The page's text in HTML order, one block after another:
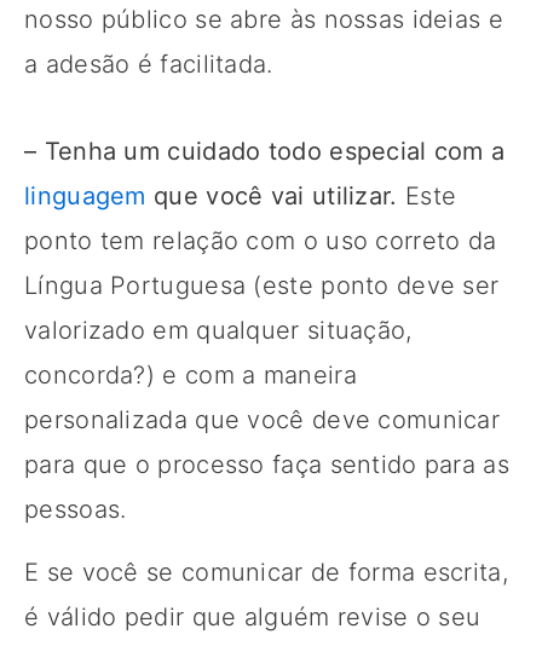
nosso público se abre às nossas ideias e
a adesão é facilitada.
– Tenha um cuidado todo especial com a
linguagem que você vai utilizar. Este
ponto tem relação com o uso correto da
Língua Portuguesa (este ponto deve ser
valorizado em qualquer situação,
concorda?) e com a maneira
personalizada que você deve comunicar
para que o processo faça sentido para as
pessoas.
E se você se comunicar de forma escrita,
é válido pedir que alguém revise o seu